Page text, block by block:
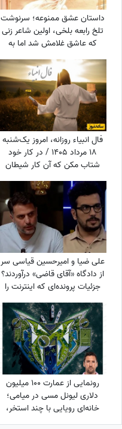
داستان عشق ممنوعه؛ سرنوشت
تلخ رابعه بلخی، اولین شاعر زنی
که عاشق غلامش شد اما به
دست برادرش کشته شد! و
اشعاری که با خون نوشته شد
فال انبیاء روزانه، امروز یک‌شنبه
18 مرداد 1405 / در کار خود
شتاب مکن که آن کار شیطان
است و عاقبت پشیمان خواهی
شد، اما ...
علی ضیا و امیرحسین قیاسی سر
از دادگاه «آقای قاضی» درآوردند؟
جزئیات پرونده‌ای که اینترنت را
ترکاند!
رونمایی از عمارت 100 میلیون
دلاری لیونل مسی در میامی؛
خانه‌ای رویایی با چند استخر،
سینمای خانگی و گاراژ بزرگ!